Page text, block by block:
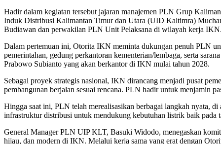
Hadir dalam kegiatan tersebut jajaran manajemen PLN Grup
Induk Distribusi Kalimantan Timur dan Utara (UID Kaltimra)
Budiawan dan perwakilan PLN Unit Pelaksana di wilayah kerja IKN.
Dalam pertemuan ini, Otorita IKN meminta dukungan penuh PLN
pemerintahan, gedung perkantoran kementerian/lembaga, serta
Prabowo Subianto yang akan berkantor di IKN mulai tahun 2028.
Sebagai proyek strategis nasional, IKN dirancang menjadi pusat
pembangunan berjalan sesuai rencana. PLN hadir untuk menjamin
Hingga saat ini, PLN telah merealisasikan berbagai langkah nyata,
infrastruktur distribusi untuk mendukung kebutuhan listrik baik pada
General Manager PLN UIP KLT, Basuki Widodo, menegaskan
hijau, dan modern di IKN. Melalui kerja sama yang erat dengan